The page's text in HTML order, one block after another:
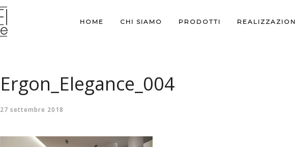
HOME CHI SIAMO PRODOTTI
Ergon_Elegance_004
27 settembre 2018